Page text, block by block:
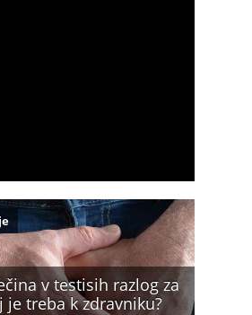
v testisih razlog za
je treba k zdravniku?